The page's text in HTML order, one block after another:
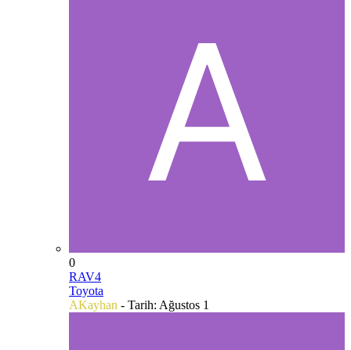
0
RAV4
Toyota
AKayhan - Tarih: Ağustos 1